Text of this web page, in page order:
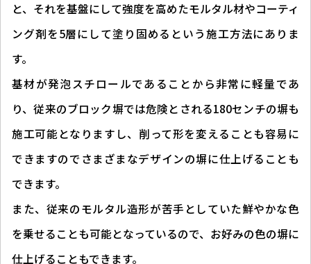
と、それを基盤にして強度を高めたモルタル材やコーティ
ング剤を5層にして塗り固めるという施工方法にありま
す。
基材が発泡スチロールであることから非常に軽量であ
り、従来のブロック塀では危険とされる180センチの塀も
施工可能となりますし、削って形を変えることも容易に
できますのでさまざまなデザインの塀に仕上げることも
できます。
また、従来のモルタル造形が苦手としていた鮮やかな色
を乗せることも可能となっているので、お好みの色の塀に
仕上げることもできます。